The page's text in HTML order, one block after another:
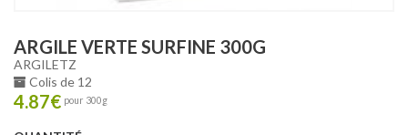
ARGILE VERTE SURFINE 300G
ARGILETZ
Colis de 12
4.87€ pour 300g